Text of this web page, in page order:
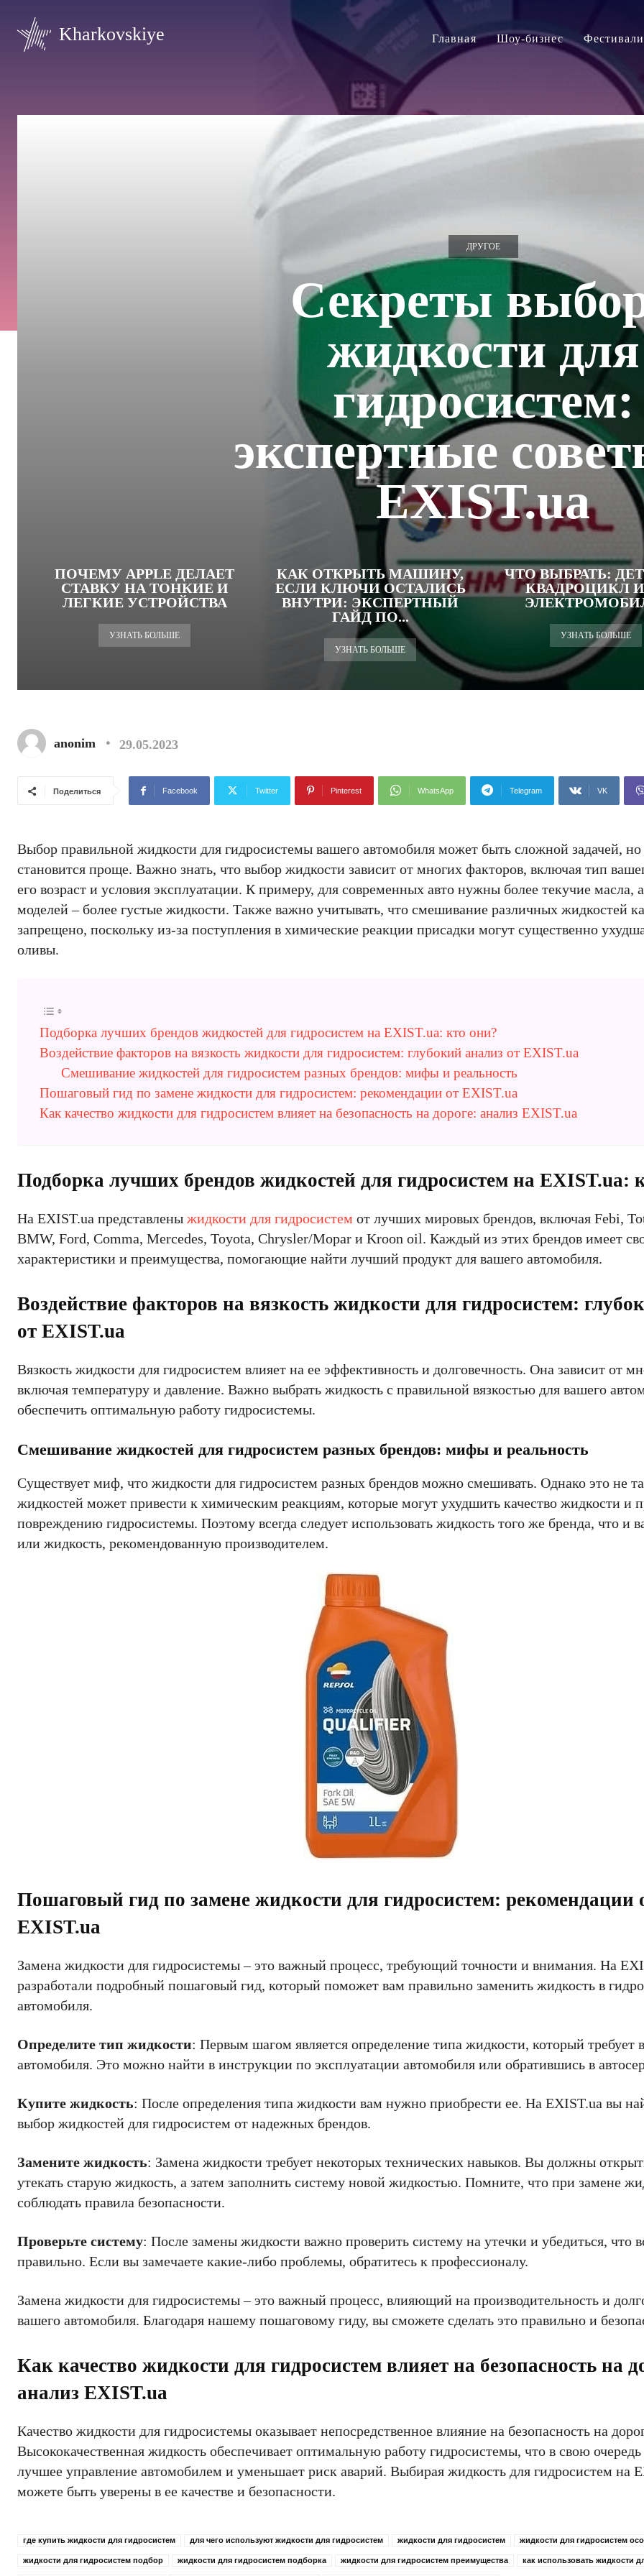
Kharkovskiye Главная Шоу-бизнес Фестивали
ДРУГОЕ
Секреты
жидкости для
гидросистем:
экспертные
EXIST.ua
ПОЧЕМУ APPLE ДЕЛАЕТ
СТАВКУ НА ТОНКИЕ И
ЛЕГКИЕ УСТРОЙСТВА
УЗНАТЬ БОЛЬШЕ
КАК ОТКРЫТЬ МАШИНУ,
ЕСЛИ КЛЮЧИ ОСТАЛИСЬ
ВНУТРИ: ЭКСПЕРТНЫЙ
ГАЙД ПО...
УЗНАТЬ БОЛЬШЕ
ЧТО ВЫБРАТЬ:
КВАДРОЦИКЛ
УЗНАТЬ БОЛЬШЕ
anonim 29.05.2023
Поделиться Facebook Twitter Pinterest WhatsApp Telegram VK
Выбор правильной жидкости для гидросистемы вашего автомобиля может быть сложной задачей, но
становится проще. Важно знать, что выбор жидкости зависит от многих факторов, включая тип
его возраст и условия эксплуатации. К примеру, для современных авто нужны более текучие масла,
моделей – более густые жидкости. Также важно учитывать, что смешивание различных жидкостей
запрещено, поскольку из-за поступления в химические реакции присадки могут существенно
оливы.
Подборка лучших брендов жидкостей для гидросистем на EXIST.ua: кто они?
Воздействие факторов на вязкость жидкости для гидросистем: глубокий анализ от EXIST.ua
Смешивание жидкостей для гидросистем разных брендов: мифы и реальность
Пошаговый гид по замене жидкости для гидросистем: рекомендации от EXIST.ua
Как качество жидкости для гидросистем влияет на безопасность на дороге: анализ EXIST.ua
Подборка лучших брендов жидкостей для гидросистем на EXIST.ua:
На EXIST.ua представлены жидкости для гидросистем от лучших мировых брендов, включая Febi,
BMW, Ford, Comma, Mercedes, Toyota, Chrysler/Mopar и Kroon oil. Каждый из этих брендов имеет
характеристики и преимущества, помогающие найти лучший продукт для вашего автомобиля.
Воздействие факторов на вязкость жидкости для гидросистем:
от EXIST.ua
Вязкость жидкости для гидросистем влияет на ее эффективность и долговечность. Она зависит от
включая температуру и давление. Важно выбрать жидкость с правильной вязкостью для вашего
обеспечить оптимальную работу гидросистемы.
Смешивание жидкостей для гидросистем разных брендов: мифы и реальность
Существует миф, что жидкости для гидросистем разных брендов можно смешивать. Однако это не
жидкостей может привести к химическим реакциям, которые могут ухудшить качество жидкости и
повреждению гидросистемы. Поэтому всегда следует использовать жидкость того же бренда, что и
или жидкость, рекомендованную производителем.
Пошаговый гид по замене жидкости для гидросистем: рекомендации
EXIST.ua
Замена жидкости для гидросистемы – это важный процесс, требующий точности и внимания. На
разработали подробный пошаговый гид, который поможет вам правильно заменить жидкость в
автомобиля.
Определите тип жидкости: Первым шагом является определение типа жидкости, который требует
автомобиля. Это можно найти в инструкции по эксплуатации автомобиля или обратившись в
Купите жидкость: После определения типа жидкости вам нужно приобрести ее. На EXIST.ua вы
выбор жидкостей для гидросистем от надежных брендов.
Замените жидкость: Замена жидкости требует некоторых технических навыков. Вы должны
утекать старую жидкость, а затем заполнить систему новой жидкостью. Помните, что при замене
соблюдать правила безопасности.
Проверьте систему: После замены жидкости важно проверить систему на утечки и убедиться, что
правильно. Если вы замечаете какие-либо проблемы, обратитесь к профессионалу.
Замена жидкости для гидросистемы – это важный процесс, влияющий на производительность и
вашего автомобиля. Благодаря нашему пошаговому гиду, вы сможете сделать это правильно и
Как качество жидкости для гидросистем влияет на безопасность на
анализ EXIST.ua
Качество жидкости для гидросистемы оказывает непосредственное влияние на безопасность на
Высококачественная жидкость обеспечивает оптимальную работу гидросистемы, что в свою очередь
лучшее управление автомобилем и уменьшает риск аварий. Выбирая жидкость для гидросистем на
можете быть уверены в ее качестве и безопасности.
где купить жидкости для гидросистем для чего используют жидкости для гидросистем жидкости для гидросистем жидкости для гидросистем
жидкости для гидросистем подбор жидкости для гидросистем подборка жидкости для гидросистем преимущества как использовать жидкости